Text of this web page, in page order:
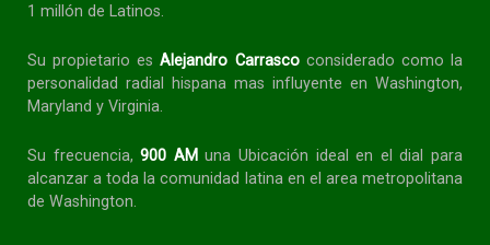
1 millón de Latinos.
Su propietario esAlejandro Carrascoconsiderado como la
personalidad radial
hispana mas influyente en Washington,
Maryland y Virginia.
Su frecuencia, 900 AM una Ubicación ideal en el dial para
alcanzar a toda lacomunidad latina en el area metropolitana
de Washington.